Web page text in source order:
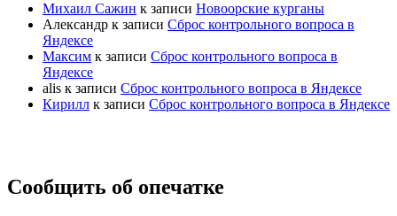
Михаил Сажин к записи Новоорские курганы
Александр к записи Сброс контрольного вопроса в
Яндексе
Максим к записи Сброс контрольного вопроса в
Яндексе
alis к записи Сброс контрольного вопроса в Яндексе
Кирилл к записи Сброс контрольного вопроса в Яндексе
Прокрутка
вверх
Сообщить об опечатке